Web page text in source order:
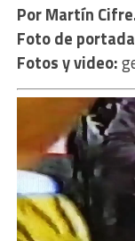
Por Martín
Foto de
Fotos y video:
Reproductor